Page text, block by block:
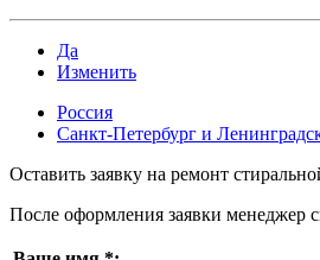
Да
Изменить
Россия
Санкт-Петербург и
Оставить заявку на ремонт
После оформления заявки менеджер